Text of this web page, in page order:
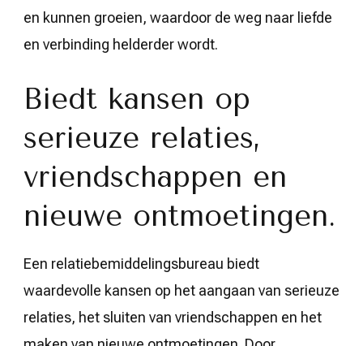
en kunnen groeien, waardoor de weg naar liefde
en verbinding helderder wordt.
Biedt kansen op
serieuze relaties,
vriendschappen en
nieuwe ontmoetingen.
Een relatiebemiddelingsbureau biedt
waardevolle kansen op het aangaan van serieuze
relaties, het sluiten van vriendschappen en het